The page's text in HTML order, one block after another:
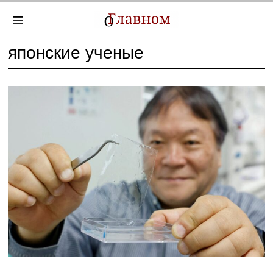
японские ученые